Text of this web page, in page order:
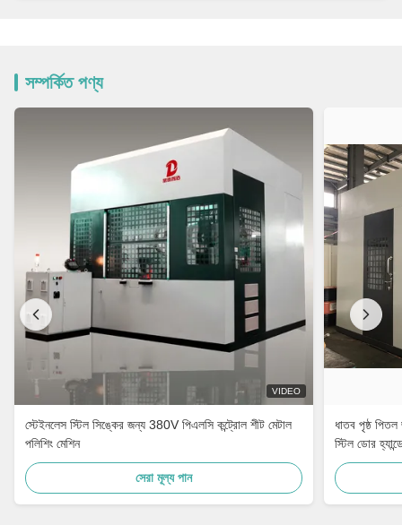
সম্পর্কিত পণ্য
VIDEO
স্টেইনলেস স্টিল সিঙ্কের জন্য 380V পিএলসি কন্ট্রোল শীট মেটাল
পলিশিং মেশিন
সেরা মূল্য পান
ধাতব পৃষ্ঠ
স্টিল ডোর